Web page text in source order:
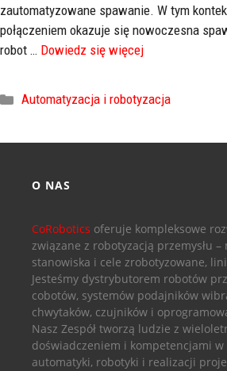
zautomatyzowane spawanie. W tym
połączeniem okazuje się nowoczesna
robot … Dowiedz się więcej
Automatyzacja i robotyzacja
O NAS
CoRobotics oferuje kompleksowe
związane z robotyzacją przemysłu –
stanowiska i cele zrobotyzowane,
Jesteśmy dystrybutorem robotów
cobotów, systemów podajników
chwytaków, czujników i
Nasz Zespół tworzą ludzie z
doświadczeniem i kompetencjami w
automatyki, robotyki i realizacji